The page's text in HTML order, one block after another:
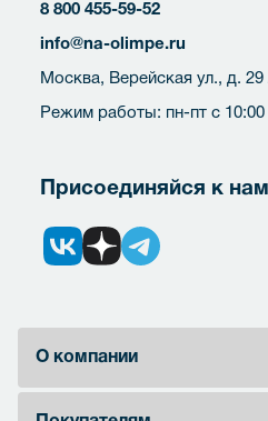
8 800 455-59-52
info@na-olimpe.ru
Москва, Верейская ул., д. 29
Режим работы: пн-пт с 10:00
Присоединяйся к нам
О компании